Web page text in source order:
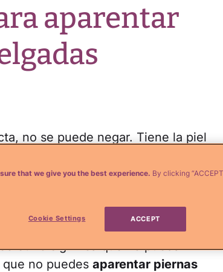
aparentar
no se puede negar. Tiene la piel
LAARGAS. En serio,
de esta chica? ¡Son
par de piernas pero,
lejos de ser tan largas y
de que no sea de piernas tan
no significa que no pueda
no puedes aparentar piernas
that we give you the best experience. By clicking
Cookie Settings ACCEPT